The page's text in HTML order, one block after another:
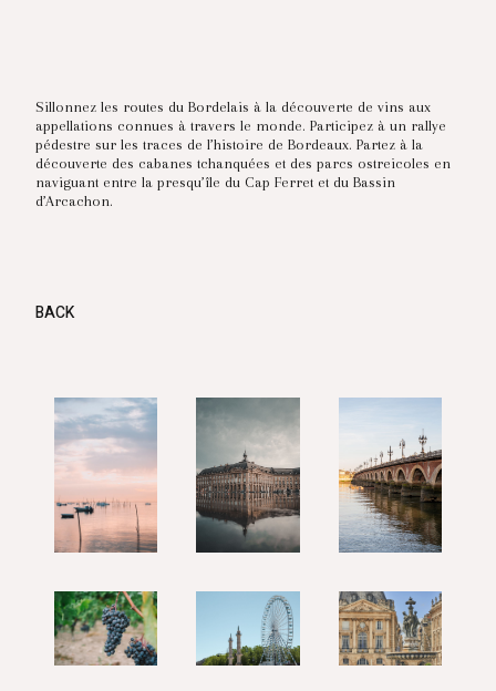
Sillonnez les routes du Bordelais à la découverte de vins aux
appellations connues à travers le monde. Participez à un rallye
pédestre sur les traces de l’histoire de Bordeaux. Partez à la
découverte des cabanes tchanquées et des parcs ostreicoles en
naviguant entre la presqu’île du Cap Ferret et du Bassin
d’Arcachon.
BACK